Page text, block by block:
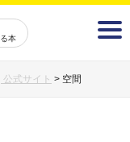
本
式サイト > 空間